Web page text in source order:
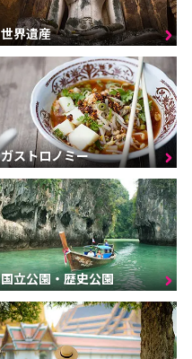
世界遺産
ガストロノミー
国立公園・歴史公園